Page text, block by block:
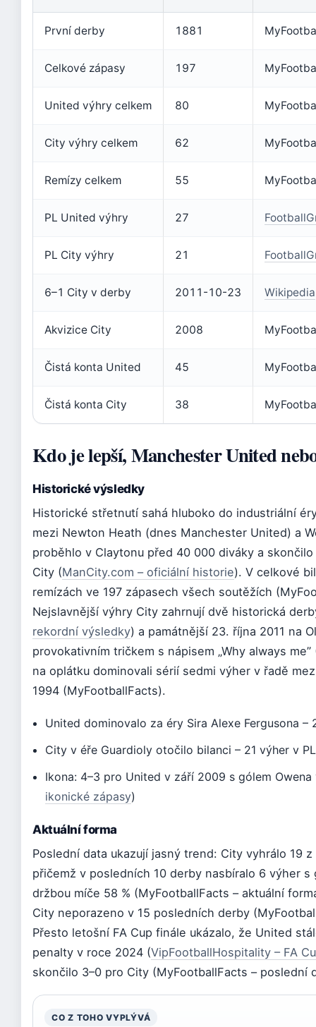
První derby 1881
Celkové zápasy 197
United výhry celkem 80
City výhry celkem 62
Remízy celkem 55
PL United výhry 27
PL City výhry 21
6–1 City v derby 2011-10-23 Wikipedia
Akvizice City 2008
Čistá konta United 45
Čistá konta City 38
Kdo je lepší, Manchester United
Historické výsledky
Historické střetnutí sahá hluboko do industriální
mezi Newton Heath (dnes Manchester United) a
proběhlo v Claytonu před 40 000 diváky a
City (ManCity.com – oficiální historie). V celkové
remízách ve 197 zápasech všech soutěžích
Nejslavnější výhry City zahrnují dvě historická
rekordní výsledky) a památnější 23. října 2011 na
provokativním tričkem s nápisem „Why always me”
na oplátku dominovali sérií sedmi výher v řadě
1994 (MyFootballFacts).
United dominovalo za éry Sira Alexe Fergusona
City v éře Guardioly otočilo bilanci – 21 výher v
Ikona: 4–3 pro United v září 2009 s gólem
ikonické zápasy)
Aktuální forma
Poslední data ukazují jasný trend: City vyhrálo 19
přičemž v posledních 10 derby nasbíralo 6 výher
držbou míče 58 % (MyFootballFacts – aktuální
City neporazeno v 15 posledních derby
Přesto letošní FA Cup finále ukázalo, že United
penalty v roce 2024 (VipFootballHospitality – FA
skončilo 3–0 pro City (MyFootballFacts – poslední
CO Z TOHO VYPLÝVÁ